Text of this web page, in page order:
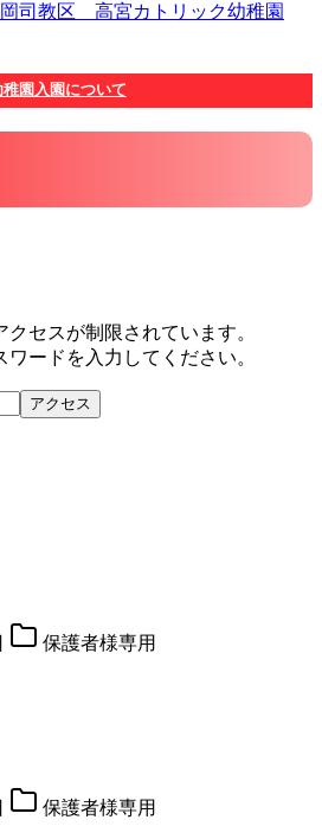
稚園入園について
セスが制限されています。
ードを入力してください。
保護者様専用
保護者様専用